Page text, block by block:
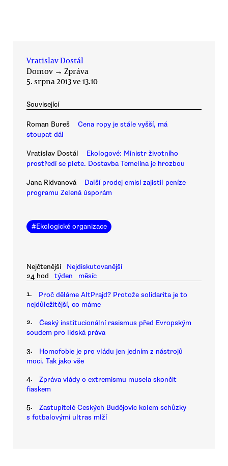
Vratislav Dostál
Domov → Zpráva
5. srpna 2013 ve 13.10
Související
Roman Bureš
Cena ropy je stále vyšší, má
stoupat dál
Vratislav Dostál
Ekologové: Ministr životního
prostředí se plete. Dostavba Temelína je hrozbou
Jana Ridvanová
Další prodej emisí zajistil peníze
programu Zelená úsporám
#Ekologické organizace
Nejčtenější
Nejdiskutovanější
24 hod
týden měsíc
1.
Proč děláme AltPrajd? Protože solidarita je to
nejdůležitější, co máme
2.
Český institucionální rasismus před Evropským
soudem pro lidská práva
3.
Homofobie je pro vládu jen jedním z nástrojů
moci. Tak jako vše
4.
Zpráva vlády o extremismu musela skončit
fiaskem
5.
Zastupitelé Českých Budějovic kolem schůzky
s fotbalovými ultras mlží